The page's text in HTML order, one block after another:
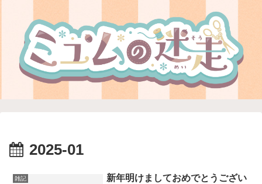
2025-01
雑記
新年明けましておめでとうござい